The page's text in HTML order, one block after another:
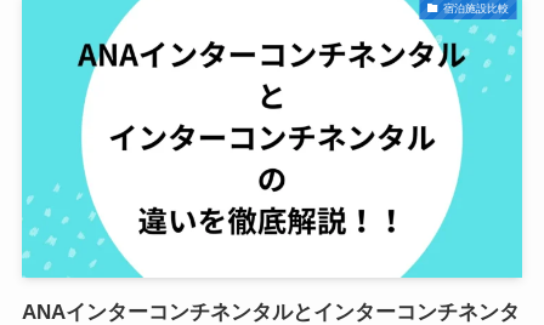
宿泊施設比較
ANAインターコンチネンタルとインターコンチネンタ